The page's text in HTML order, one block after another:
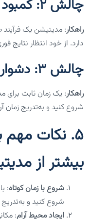
چالش ۲: کمبود صبر و انتظارات بالا
راهکار: مدیتیشن یک
دارد. از خود انتظار نتایج
چالش ۳: دشواری در پایبندی به تمرین
راهکار: یک زمان ثابت برای
شروع کنید و به‌تدریج زمان
۵. نکات مهم
بیشتر از
شروع با زمان کوتاه
شروع کنید و
ایجاد محیط آرام: